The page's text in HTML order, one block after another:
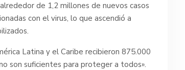
de 1,2 millones de nuevos casos
con el virus, lo que ascendió a
Latina y el Caribe recibieron 875.000
son suficientes para proteger a todos».